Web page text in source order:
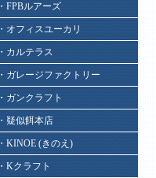
・FPBルアーズ
・オフィスユーカリ
・カルテラス
・ガレージファクトリー
・ガンクラフト
・疑似餌本店
・KINOE (きのえ)
・Kクラフト